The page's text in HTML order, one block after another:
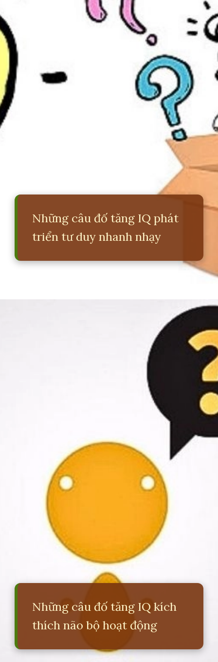
Những câu đố tăng IQ phát
triển tư duy nhanh nhạy
https://erci.edu.vn/nhung-cau-do-tang-iq
Những câu đố tăng IQ kích
thích não bộ hoạt động